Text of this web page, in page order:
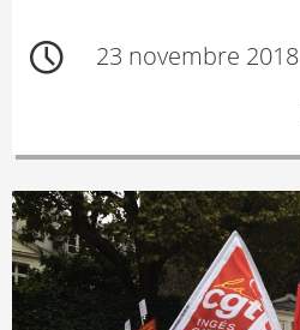
23 novembre 2018